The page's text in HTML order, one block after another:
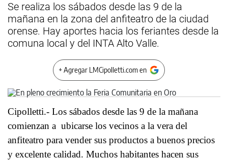
Se realiza los sábados desde las 9 de la
mañana en la zona del anfiteatro de la ciudad
orense. Hay aportes hacia los feriantes desde la
comuna local y del INTA Alto Valle.
+ Agregar LMCipolletti.com en
Cipolletti.- Los sábados desde las 9 de la mañana
comienzan a ubicarse los vecinos a la vera del
anfiteatro para vender sus productos a buenos precios
y excelente calidad. Muchos habitantes hacen sus